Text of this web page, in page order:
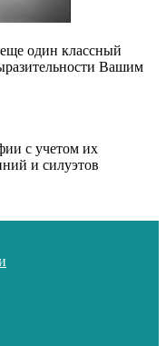
один классный
Вашим
с учетом их
и силуэтов